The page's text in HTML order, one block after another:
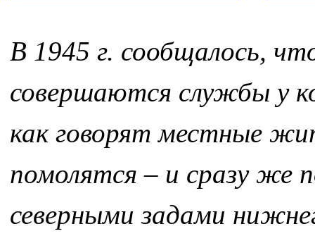
В 1945 г. сообщалось,
совершаются службы у
как говорят местные
помолятся – и сразу же
северными задами